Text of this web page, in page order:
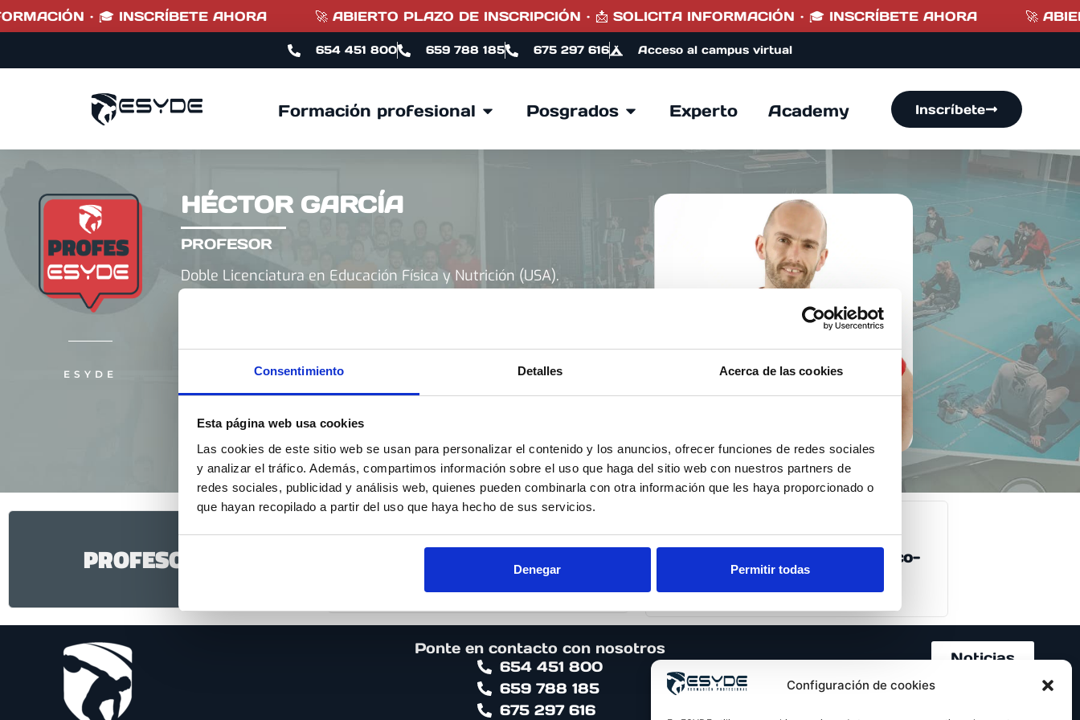
Consentimiento Detalles Acerca de las cookies
Esta página web usa cookies
Las cookies de este sitio web se usan para personalizar el contenido y los anuncios, ofrecer funciones de redes sociales
y analizar el tráfico. Además, compartimos información sobre el uso que haga del sitio web con nuestros partners de
redes sociales, publicidad y análisis web, quienes pueden combinarla con otra información que les haya proporcionado o
que hayan recopilado a partir del uso que haya hecho de sus servicios.
Denegar Permitir todas
Configuración de cookies
· 🎓 INSCRÍBETE AHORA 🚀 ABIERTO PLAZO DE INSCRIPCIÓN · 📩 SOLICITA INFORMACIÓN · 🎓 INSCRÍBETE AHORA 🚀
654 451 800 659 788 185 675 297 616 Acceso al campus virtual
Formación profesional Posgrados Experto Academy Inscríbete
ESYDE
HÉCTOR GARCÍA
PROFESOR
Doble Licenciatura en Educación Física y Nutrición (USA).
Anatomía (Inglaterra).
Entrenador Certificado. ACE, ACSM, NSCA, USA-weightlifting, Chek-
institute.
Autor del Blog ww.entrenalisto.com
PROFESOR EN
Entrenamiento para la
salud, dolor y
patologías
entrenamiento y
readaptación físico-
deportiva
12ª Edición
Ponte en contacto con nosotros
654 451 800
659 788 185
675 297 616
Noticias